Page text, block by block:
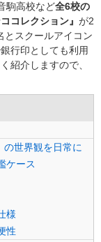
駒高校など全6校の
コレクション』 が2
とスクールアイコン
行印としても利用
紹介しますので、
世界観を日常に
ケース
様
性